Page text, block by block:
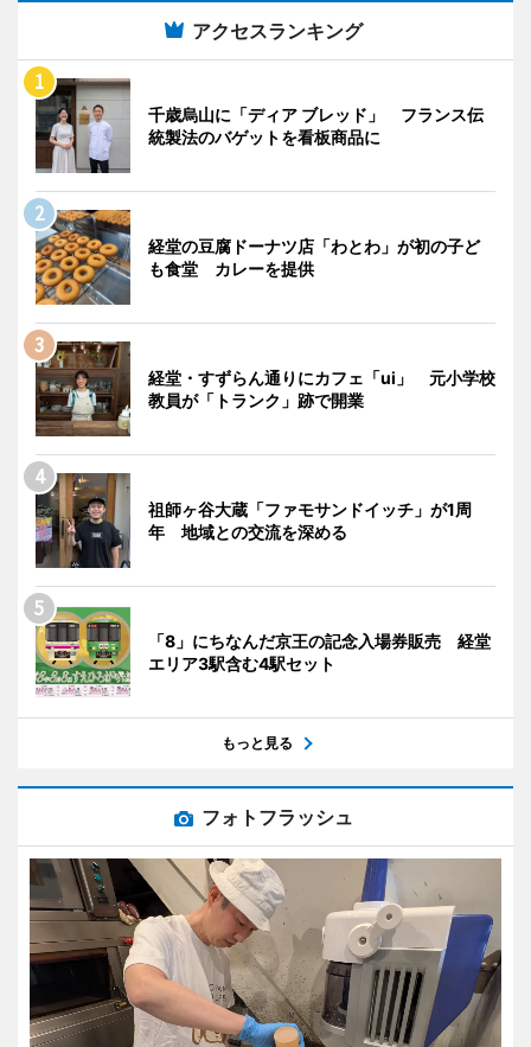
アクセスランキング
千歳烏山に「ディア ブレッド」 フランス伝
統製法のバゲットを看板商品に
経堂の豆腐ドーナツ店「わとわ」が初の子ど
も食堂 カレーを提供
経堂・すずらん通りにカフェ「ui」 元小学校
教員が「トランク」跡で開業
祖師ヶ谷大蔵「ファモサンドイッチ」が1周
年 地域との交流を深める
「8」にちなんだ京王の記念入場券販売 経堂
エリア3駅含む4駅セット
もっと見る
フォトフラッシュ